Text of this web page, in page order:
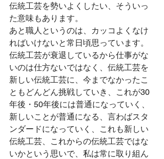
伝統工芸を勢いよくしたい、そういっ
た意味もあります。
あと職人というのは、カッコよくなけ
ればいけないと常日頃思っています。
伝統工芸が衰退しているから仕事がな
いのは仕方ないではなく、伝統工芸を
新しい伝統工芸に、今までなかったこ
ともどんどん挑戦していき、これが30
年後・50年後には普通になっていく、
新しいことが普通になる、言わばスタ
ンダードになっていく、これも新しい
伝統工芸、これからの伝統工芸ではな
いかという思いで、私は常に取り組ん